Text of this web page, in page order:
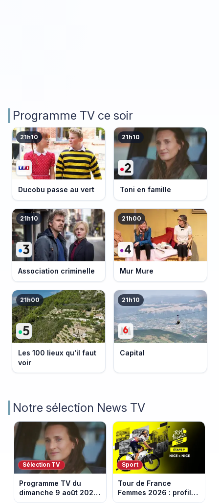
Programme TV ce soir
21h10
Ducobu passe au vert
21h10
Toni en famille
21h10
Association criminelle
21h00
Mur Mure
21h00
Les 100 lieux qu'il faut
voir
21h10
Capital
Notre sélection News TV
Sélection TV
Programme TV du
dimanche 9 août 2026
Sport
Tour de France
Femmes 2026 : profil